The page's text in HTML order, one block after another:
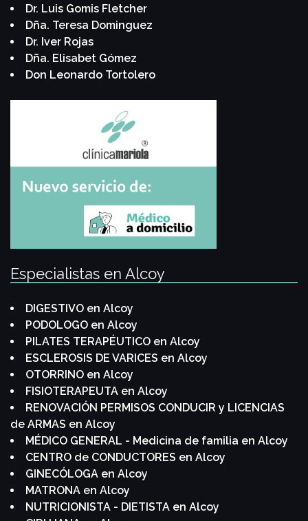
Dr. Luis Gomis Fletcher
Dña. Teresa Dominguez
Dr. Iver Rojas
Dña. Elisabet Gómez
Don Leonardo Tortolero
Especialistas en Alcoy
DIGESTIVO en Alcoy
PODOLOGO en Alcoy
PILATES TERAPÉUTICO en Alcoy
ESCLEROSIS DE VARICES en Alcoy
OTORRINO en Alcoy
FISIOTERAPEUTA en Alcoy
RENOVACIÓN PERMISOS CONDUCIR y LICENCIAS
de ARMAS en Alcoy
MÉDICO GENERAL - Medicina de familia en Alcoy
CENTRO de CONDUCTORES en Alcoy
GINECÓLOGA en Alcoy
MATRONA en Alcoy
NUTRICIONISTA - DIETISTA en Alcoy